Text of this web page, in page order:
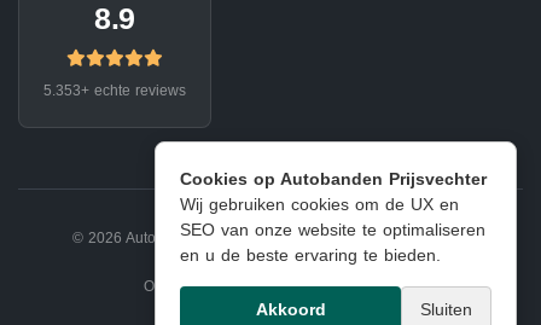
Cookies op Autobanden Prijsvechter
Wij gebruiken cookies om de UX en
SEO van onze website te optimaliseren
en u de beste ervaring te bieden.
Akkoord Sluiten
8.9
5.353+ echte reviews
© 2026 Autobanden Prijsvechter. Privacy | Voorwaarden
Onderdeel van EJ Banden Oosterhout